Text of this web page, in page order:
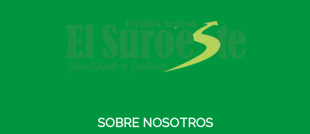
SOBRE NOSOTROS